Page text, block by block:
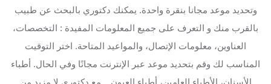
وتحديد موعد مجانا بنقرة واحدة. يمكنك دكتوري بالبحث عن طبيب
بالقرب منك و التعرف على جميع المعلومات المفيدة : التخصصات،
العناوين، معلومات الإتصال، والمواعيد المتاحة. اختر التوقيت
المناسب لك وقم بتحديد موعد عبر الإنترنت مجانًا وفي الحال. أطباء